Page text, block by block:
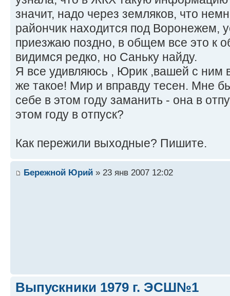
значит, надо через земляков, что
райончик находится под Воронежем,
приезжаю поздно, в общем все это к
видимся редко, но Саньку найду.
Я все удивляюсь , Юрик ,вашей с ним
же такое! Мир и вправду тесен. Мне
себе в этом году заманить - она в
этом году в отпуск?
Как пережили выходные? Пишите.
Бережной Юрий » 23 янв 2007 12:02
Выпускники 1979 г. ЭСШ№1